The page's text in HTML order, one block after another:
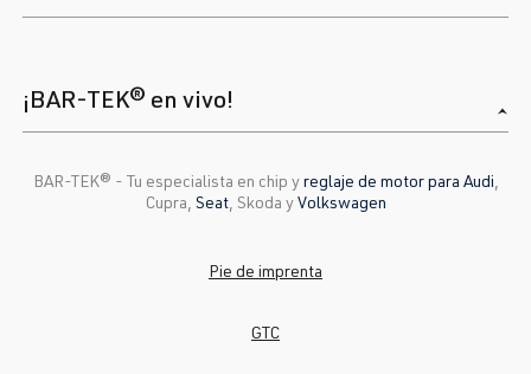
¡BAR-TEK® en vivo!
BAR-TEK®️ - Tu especialista en chip yreglaje de motor para Audi
Cupra, Seat, Skoda yVolkswagen
Pie de imprenta
GTC